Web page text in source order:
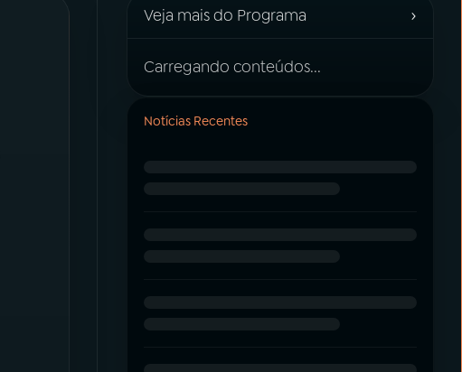
Veja mais do Programa ›
Carregando conteúdos...
Notícias Recentes